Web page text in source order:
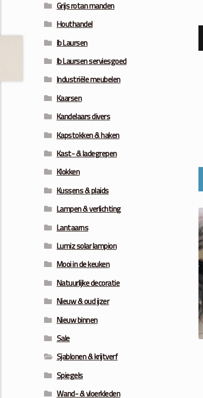
Grijs rotan manden
Houthandel
Ib Laursen
Ib Laursen serviesgoed
Industriële meubelen
Kaarsen
Kandelaars divers
Kapstokken & haken
Kast- & ladegrepen
Klokken
Kussens & plaids
Lampen & verlichting
Lantaarns
Lumiz solar lampion
Mooi in de keuken
Natuurlijke decoratie
Nieuw & oud ijzer
Nieuw binnen
Sale
Sjablonen & krijtverf
Spiegels
Wand- & vloerkleden